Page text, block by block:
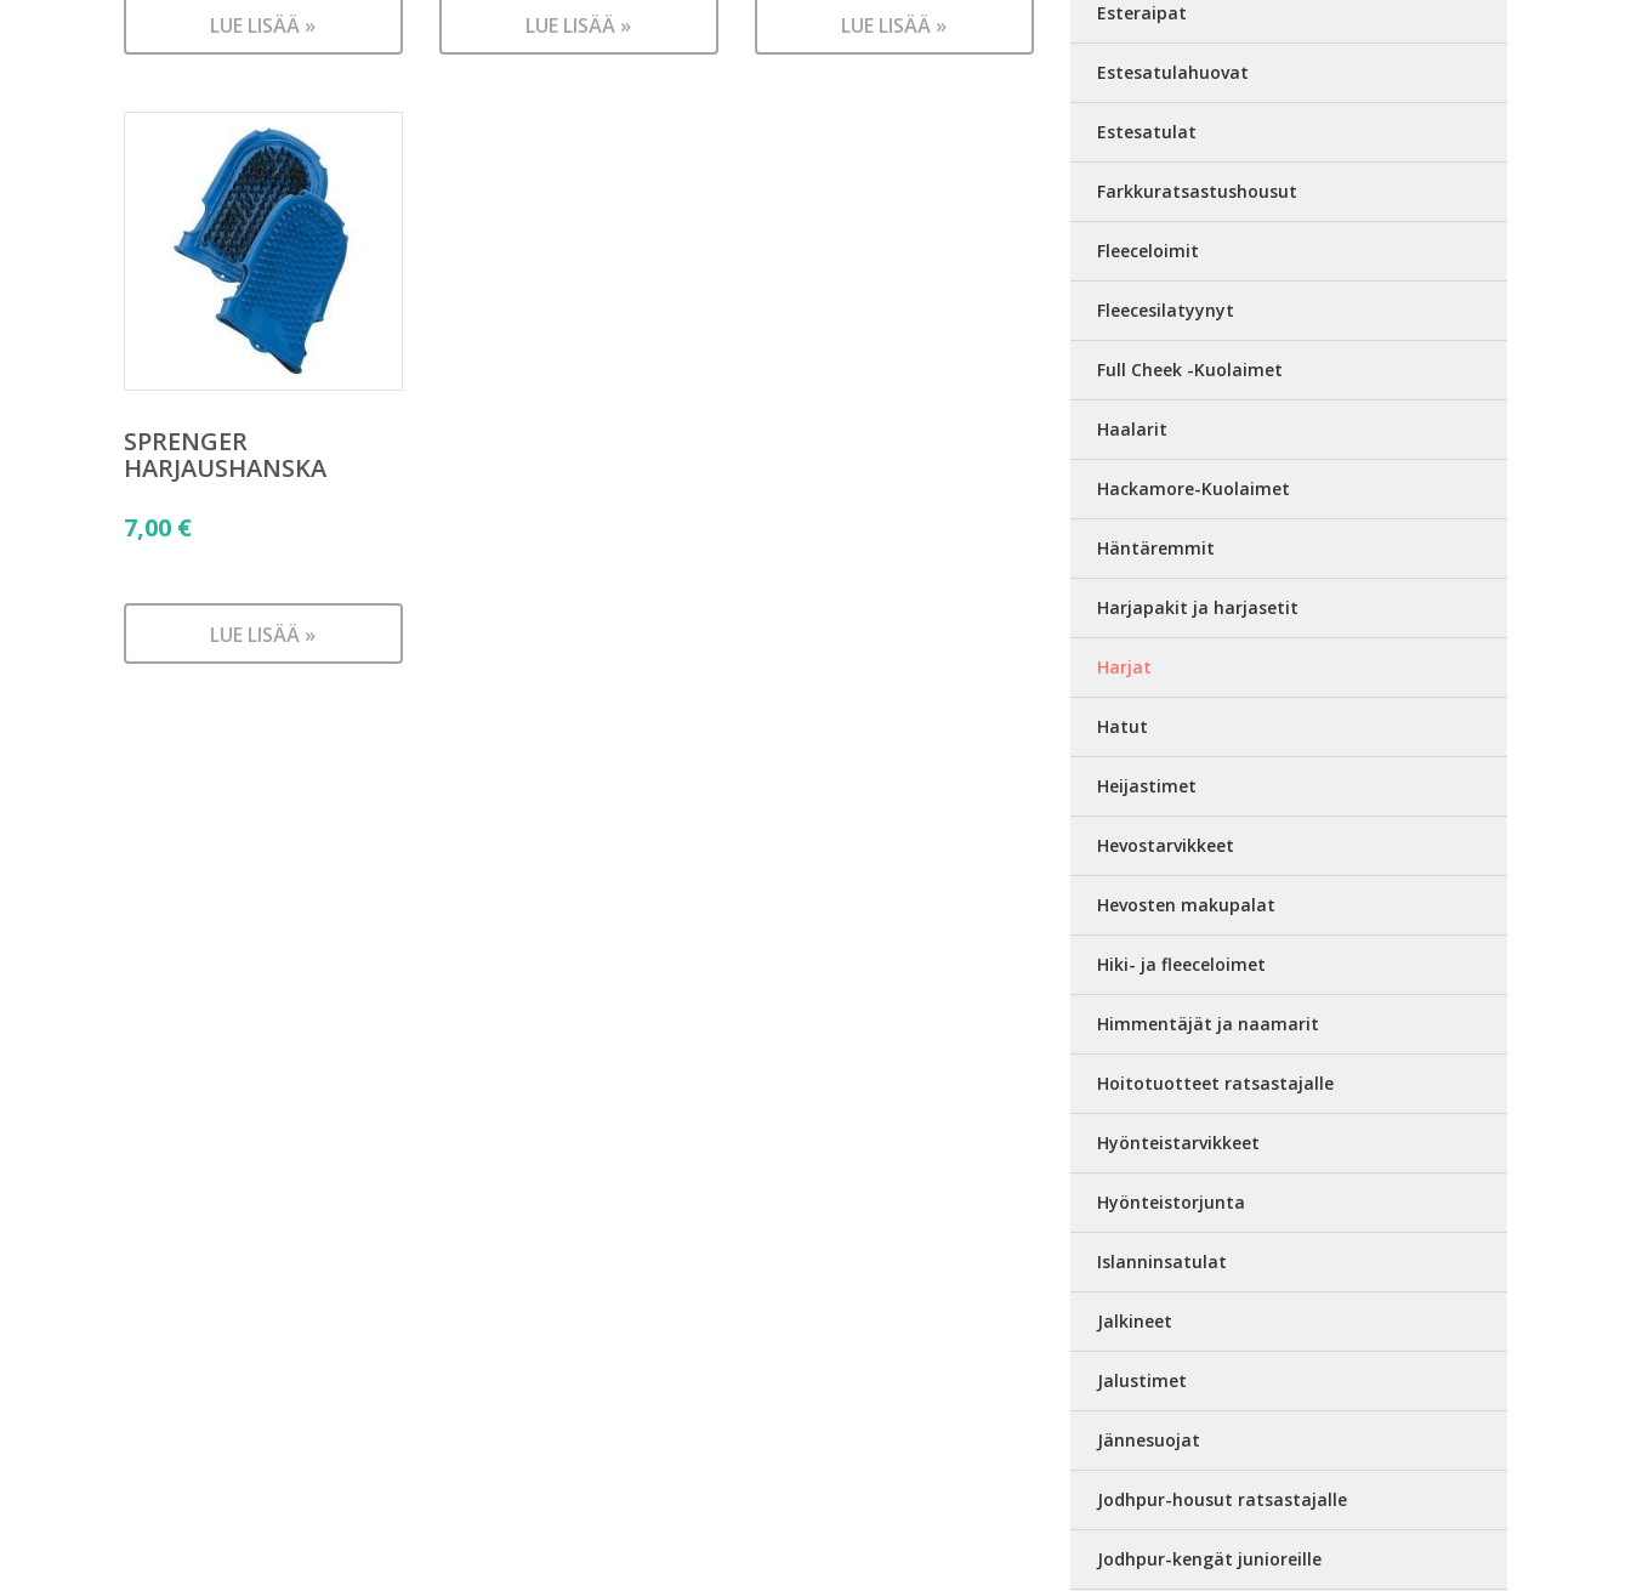
LUE LISÄÄ » LUE LISÄÄ » LUE LISÄÄ »
SPRENGER
HARJAUSHANSKA
7,00 €
LUE LISÄÄ »
Esteraipat
Estesatulahuovat
Estesatulat
Farkkuratsastushousut
Fleeceloimit
Fleecesilatyynyt
Full Cheek -Kuolaimet
Haalarit
Hackamore-Kuolaimet
Häntäremmit
Harjapakit ja harjasetit
Harjat
Hatut
Heijastimet
Hevostarvikkeet
Hevosten makupalat
Hiki- ja fleeceloimet
Himmentäjät ja naamarit
Hoitotuotteet ratsastajalle
Hyönteistarvikkeet
Hyönteistorjunta
Islanninsatulat
Jalkineet
Jalustimet
Jännesuojat
Jodhpur-housut ratsastajalle
Jodhpur-kengät junioreille